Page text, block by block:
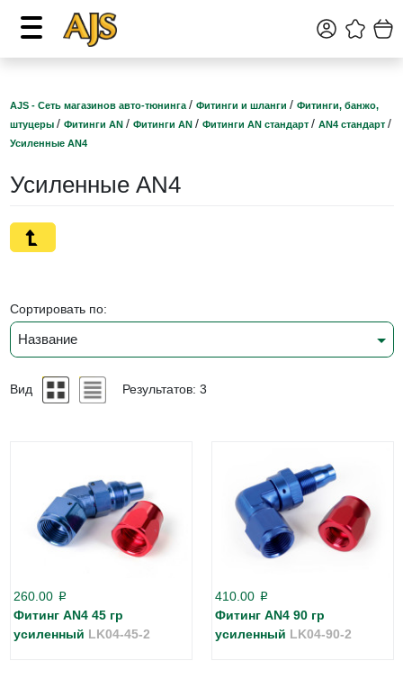
AJS - Сеть магазинов авто-тюнинга / Фитинги и шланги / Фитинги, банжо,
штуцеры / Фитинги AN / Фитинги AN / Фитинги AN стандарт / AN4 стандарт /
Усиленные AN4
Усиленные AN4
Сортировать по:
Название
Вид Результатов: 3
260.00 p
Фитинг AN4 45 гр
усиленный LK04-45-2
410.00 p
Фитинг AN4 90 гр
усиленный LK04-90-2